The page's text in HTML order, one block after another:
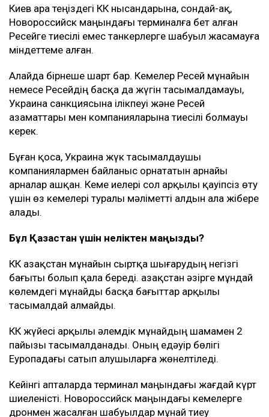
Киев Қара теңіздегі КҚК нысандарына, сондай-ақ,
Новороссийск маңындағы терминалға бет алған
Ресейге тиесілі емес танкерлерге шабуыл жасамауға
міндеттеме алған.
Алайда бірнеше шарт бар. Кемелер Ресей мұнайын
немесе Ресейдің басқа да жүгін тасымалдамауы,
Украина санкциясына ілікпеуі және Ресей
азаматтары мен компанияларына тиесілі болмауы
керек.
Бұған қоса, Украина жүк тасымалдаушы
компаниялармен байланыс орнататын арнайы
арналар ашқан. Кеме иелері сол арқылы қауіпсіз өту
үшін өз кемелері туралы мәліметті алдын ала жібере
алады.
Бұл Қазақстан үшін неліктен маңызды?
КҚК Қазақстан мұнайын сыртқа шығарудың негізгі
бағыты болып қала береді. Қазақстан әзірге мұндай
көлемдегі мұнайды басқа бағыттар арқылы
тасымалдай алмайды.
КҚК жүйесі арқылы әлемдік мұнайдың шамамен 2
пайызы тасымалданады. Оның едәуір бөлігі
Еуропадағы сатып алушыларға жөнелтіледі.
Кейінгі апталарда терминал маңындағы жағдай күрт
шиеленісті. Новороссийск маңындағы кемелерге
дронмен жасалған шабуылдар мұнай тиеу